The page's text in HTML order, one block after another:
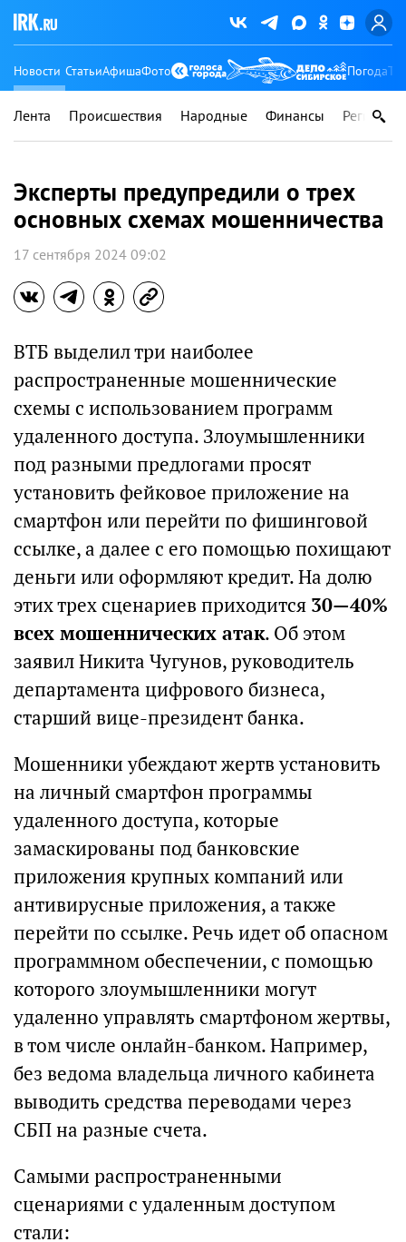
Новости СтатьиАфишаФото Погода
Лента Происшествия Народные Финансы Регионы
Эксперты предупредили о трех
основных схемах мошенничества
17 сентября 2024 09:02
ВТБ выделил три наиболее
распространенные мошеннические
схемы с использованием программ
удаленного доступа. Злоумышленники
под разными предлогами просят
установить фейковое приложение на
смартфон или перейти по фишинговой
ссылке, а далее с его помощью похищают
деньги или оформляют кредит. На долю
этих трех сценариев приходится 30—40%
всех мошеннических атак. Об этом
заявил Никита Чугунов, руководитель
департамента цифрового бизнеса,
старший вице-президент банка.
Мошенники убеждают жертв установить
на личный смартфон программы
удаленного доступа, которые
замаскированы под банковские
приложения крупных компаний или
антивирусные приложения, а также
перейти по ссылке. Речь идет об опасном
программном обеспечении, с помощью
которого злоумышленники могут
удаленно управлять смартфоном жертвы,
в том числе онлайн-банком. Например,
без ведома владельца личного кабинета
выводить средства переводами через
СБП на разные счета.
Самыми распространенными
сценариями с удаленным доступом
стали: